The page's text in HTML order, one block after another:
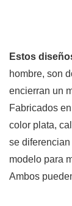
Estos
hombre, son
encierran un
Fabricados
color plata,
se diferencian
modelo para
Ambos